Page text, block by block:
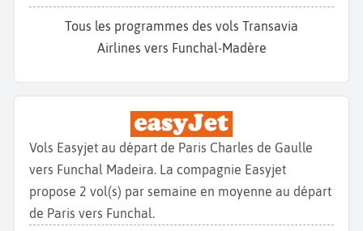
Tous les programmes des vols Transavia
Airlines vers Funchal-Madère
Vols Easyjet au départ de Paris Charles de Gaulle
vers Funchal Madeira. La compagnie Easyjet
propose 2 vol(s) par semaine en moyenne au départ
de Paris vers Funchal.